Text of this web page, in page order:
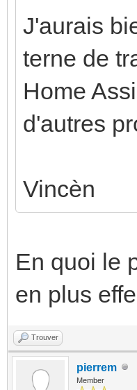
J'aurais
terne de
Home
d'autres
Vincèn
En quoi le
en plus
Trouver
pierrem
Member